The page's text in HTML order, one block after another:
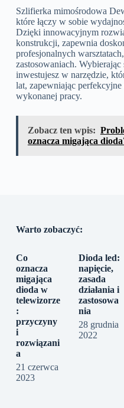
Szlifierka mimośrodowa
które łączy w sobie
Dzięki innowacyjnym
konstrukcji, zapewnia
profesjonalnych
zastosowaniach.
inwestujesz w narzędzie,
lat, zapewniając
wykonanej pracy.
Zobacz ten wpis:
oznacza migająca
Warto zobaczyć:
Co
oznacza
migająca
dioda w
telewizorze
:
przyczyny
i
rozwiązani
a
21 czerwca
2023
Dioda led:
napięcie,
zasada
działania i
zastosowa
nia
28 grudnia
2022